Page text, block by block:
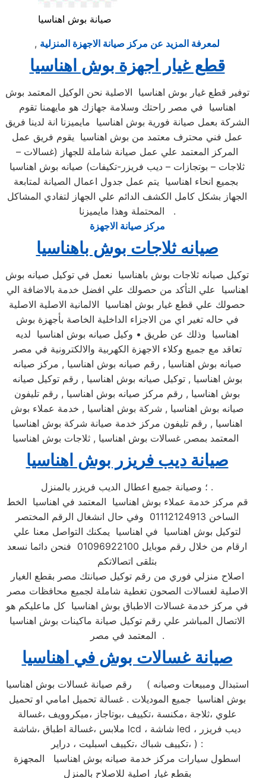
صيانة بوش اهناسيا
, لمعرفة المزيد عن مركز صيانة الاجهزة المنزلية
قطع غيار اجهزة بوش اهناسيا
توفير قطع غيار بوش اهناسيا الاصلية نحن الوكيل المعتمد بوش
اهناسيا في مصر راحتك وسلامة جهازك هو مايهمنا تقوم
الشركة بعمل صيانة فورية بوش اهناسيا مايميزنا انة لدينا فريق
عمل فني محترف معتمد من بوش اهناسيا يقوم فريق عمل
المركز المعتمد علي عمل صيانة شاملة للجهاز (غسالات –
ثلاجات – بوتجازات – ديب فريزر-تكيفات) صيانه بوش اهناسيا
بجميع انحاء اهناسيا يتم عمل جدول اعمال الصيانة لمتابعة
الجهاز بشكل كامل الكشف الدائم علي الجهاز لتفادي المشاكل
المحتملة وهذا مايميزنا .
مركز صيانة الاجهزة
صيانه ثلاجات بوش باهناسيا
توكيل صيانه ثلاجات بوش باهناسيا نعمل في توكيل صيانه بوش
اهناسيا علي التأكد من حصولك علي افضل خدمة بالاضافة الي
حصولك علي قطع غيار بوش اهناسيا الالمانية الاصلية الاصلية
في حاله تغير اي من الاجزاء الداخلية الخاصة بأجهزة بوش
اهناسيا وذلك عن طريق • وكيل صيانه بوش اهناسيا لديه
تعاقد مع جميع وكلاء الاجهزة الكهربية والالكترونية في مصر
صيانه بوش اهناسيا , رقم صيانه بوش اهناسيا , مركز صيانه
بوش اهناسيا , توكيل صيانه بوش اهناسيا , رقم توكيل صيانه
بوش اهناسيا , رقم مركز صيانه بوش اهناسيا , رقم تليفون
صيانه بوش اهناسيا , شركة بوش اهناسيا , خدمة عملاء بوش
اهناسيا , رقم تليفون مركز خدمة صيانة شركة بوش اهناسيا
المعتمد بمصر, غسالات بوش اهناسيا , ثلاجات بوش اهناسيا
صيانة ديب فريزر بوش اهناسيا
؛ وصيانة جميع اعطال الديب فريزر بالمنزل .
قم مركز خدمة عملاء بوش اهناسيا المعتمد في اهناسيا الخط
الساخن 01112124913 وفي حال انشغال الرقم المختصر
لتوكيل بوش اهناسيا في اهناسيا يمكنك التواصل معنا علي
ارقام من خلال رقم موبايل 01096922100 فنحن دائما نسعد
بتلقى اتصالاتكم
اصلاح منزلي فوري من رقم توكيل صيانتك مصر بقطع الغيار
الاصلية لغسالات الصحون تغطية شاملة لجميع محافظات مصر
في مركز خدمة غسالات الاطباق بوش اهناسيا كل ماعليكم هو
الاتصال المباشر علي رقم توكيل صيانة ماكينات بوش اهناسيا
المعتمد في مصر .
صيانة غسالات بوش في اهناسيا
رقم صيانة غسالات بوش اهناسيا ( استبدال ومبيعات وصيانه
بوش اهناسيا جميع الموديلات . غسالة تحميل امامي او تحميل
علوي ،ثلاجة ،مكنسة ،تكييف ،بوتاجاز ،ميكروويف ،غسالة
ملابس ،غسالة اطباق ،شاشة lcd ، شاشة led ، ديب فريزر
،تكييف شباك ،تكييف اسبليت ، دراير ) :
اسطول سيارات مركز خدمة صيانه بوش اهناسيا المجهزة
بقطع غيار اصلية للاصلاح بالمنزل